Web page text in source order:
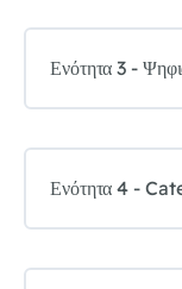
Ενότητα 3 -
Ενότητα 4 -